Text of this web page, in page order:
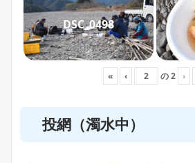
DSC_0498
« ‹ の2 ›
投網（濁水中）